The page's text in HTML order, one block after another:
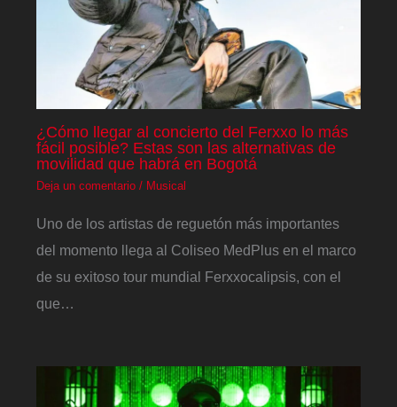
¿Cómo llegar al concierto del Ferxxo lo más
fácil posible? Estas son las alternativas de
movilidad que habrá en Bogotá
Deja un comentario / Musical
Uno de los artistas de reguetón más importantes
del momento llega al Coliseo MedPlus en el marco
de su exitoso tour mundial Ferxxocalipsis, con el
que…